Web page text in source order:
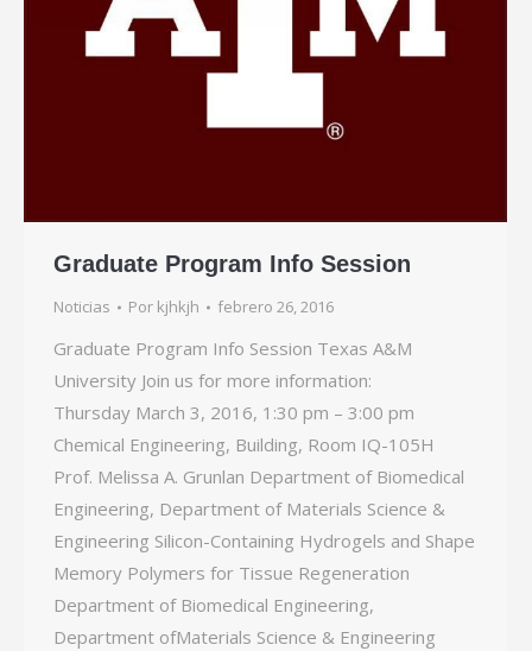
Graduate Program Info Session
Noticias Por kjhkjh febrero 26, 2016
Graduate Program Info Session Texas A&M
University Join us for more information:
Thursday March 3, 2016, 1:30 pm – 3:00 pm
Chemical Engineering, Building, Room IQ-105H
Prof. Melissa A. Grunlan Department of Biomedical
Engineering, Department of Materials Science &
Engineering Silicon-Containing Hydrogels and Shape
Memory Polymers for Tissue Regeneration
Department of Biomedical Engineering,
Department ofMaterials Science & Engineering